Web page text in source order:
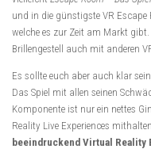
und in die günstigste VR
welche es zur Zeit am Markt
Brillengestell auch mit anderen
Es sollte euch aber auch klar
Das Spiel mit allen seinen
Komponente ist nur ein nettes
Reality Live Experiences
beeindruckend Virtual